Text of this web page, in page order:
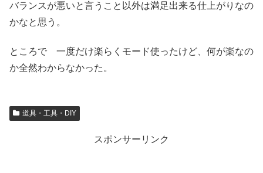
バランスが悪いと言うこと以外は満足出来る仕上がりなの
かなと思う。
ところで 一度だけ楽らくモード使ったけど、何が楽なの
か全然わからなかった。
道具・工具・DIY
スポンサーリンク